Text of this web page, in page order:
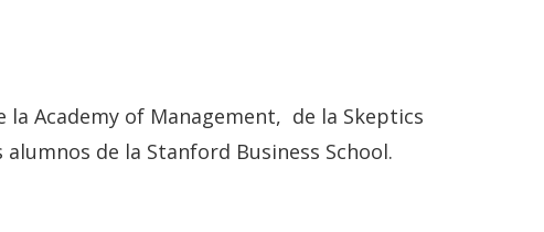
la Academy of Management, de la Skeptics
de la Stanford Business School.